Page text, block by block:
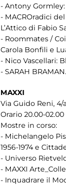
- Antony
- MACROradici
L’Attico di Fabio
- Roommates /
Carola Bonfili e
- Nico Vascellari:
- SARAH
MAXXI
Via Guido Reni, 4/
Orario 20.00-
Mostre in corso:
- Michelangelo
1956-1974 e
- Universo
- MAXXI
- Inquadrare il